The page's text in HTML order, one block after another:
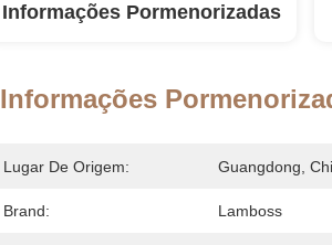
Informações Pormenorizadas
Informações
Lugar De Origem: Guangdong,
Brand: Lamboss